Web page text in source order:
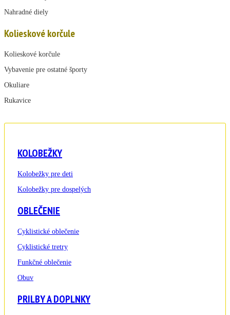
Nahradné diely
Kolieskové korčule
Kolieskové korčule
Vybavenie pre ostatné športy
Okuliare
Rukavice
KOLOBEŽKY
Kolobežky pre deti
Kolobežky pre dospelých
OBLEČENIE
Cyklistické oblečenie
Cyklistické tretry
Funkčné oblečenie
Obuv
PRILBY A DOPLNKY